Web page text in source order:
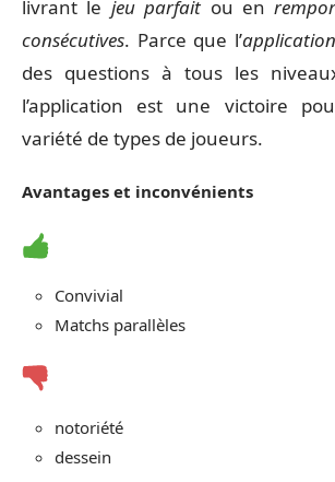
livrant le jeu parfait ou en
consécutives. Parce que l’
des questions à tous les
l’application est une victoire
variété de types de joueurs.
Avantages et inconvénients
Convivial
Matchs parallèles
notoriété
dessein